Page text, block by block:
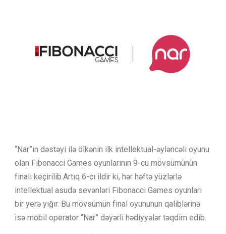
“Nar”ın dəstəyi ilə ölkənin ilk intellektual-əyləncəli oyunu
olan Fibonacci Games oyunlarının 9-cu mövsümünün
finalı keçirilib.Artıq 6-cı ildir ki, hər həftə yüzlərlə
intellektual asudə sevənləri Fibonacci Games oyunları
bir yerə yığır. Bu mövsümün final oyununun qaliblərinə
isə mobil operator “Nar” dəyərli hədiyyələr təqdim edib.